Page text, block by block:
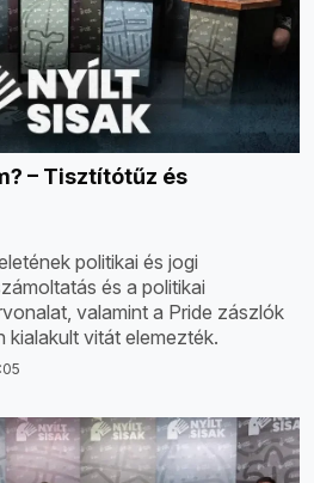
– Tisztítótűz és
politikai és jogi
és a politikai
valamint a Pride zászlók
kialakult vitát elemezték.